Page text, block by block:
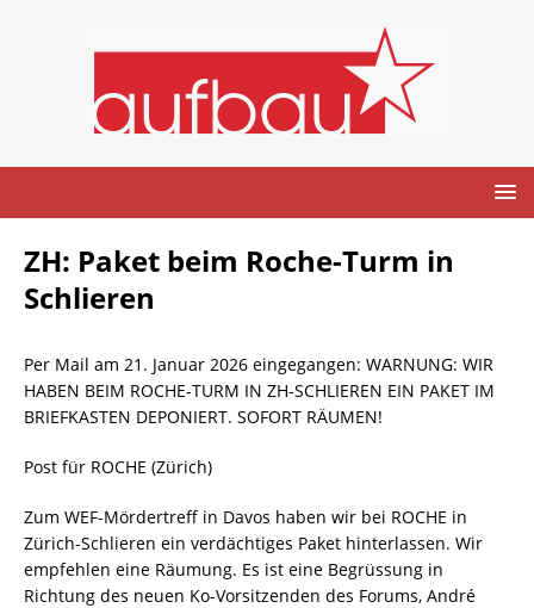
ZH: Paket beim Roche-Turm in
Schlieren
Per Mail am 21. Januar 2026 eingegangen: WARNUNG: WIR
HABEN BEIM ROCHE-TURM IN ZH-SCHLIEREN EIN PAKET IM
BRIEFKASTEN DEPONIERT. SOFORT RÄUMEN!
Post für ROCHE (Zürich)
Zum WEF-Mördertreff in Davos haben wir bei ROCHE in
Zürich-Schlieren ein verdächtiges Paket hinterlassen. Wir
empfehlen eine Räumung. Es ist eine Begrüssung in
Richtung des neuen Ko-Vorsitzenden des Forums, André